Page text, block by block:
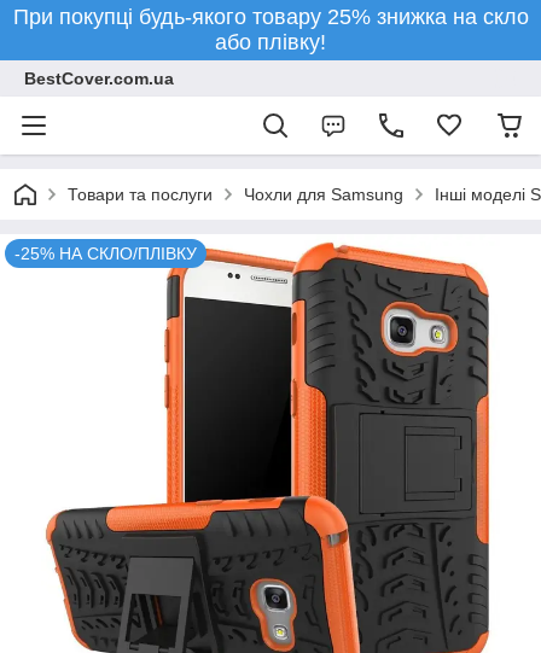
При покупці будь-якого товару 25% знижка на скло
або плівку!
BestCover.com.ua
Товари та послуги Чохли для Samsung Інші моделі
-25% НА СКЛО/ПЛІВКУ